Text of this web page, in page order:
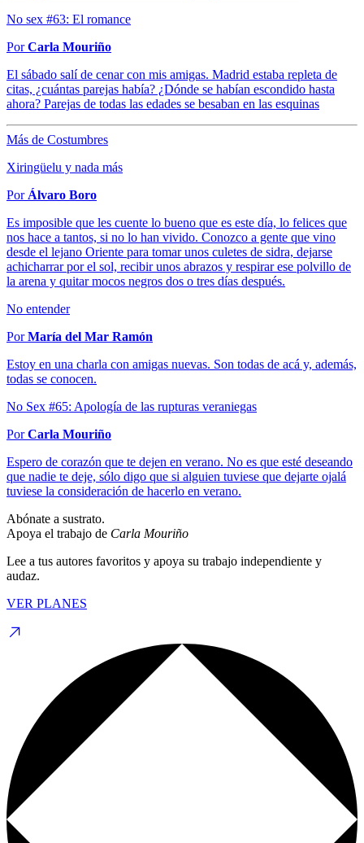
No sex #63: El romance
PorCarla Mouriño
El sábado salí de cenar con mis amigas. Madrid estaba repleta de
citas, ¿cuántas parejas había? ¿Dónde se habían escondido hasta
ahora? Parejas de todas las edades se besaban en las esquinas
Más de Costumbres
Xiringüelu y nada más
Por Álvaro Boro
Es imposible que les cuente lo bueno que es este día, lo felices que
nos hace a tantos, si no lo han vivido. Conozco a gente que vino
desde el lejano Oriente para tomar unos culetes de sidra, dejarse
achicharrar por el sol, recibir unos abrazos y respirar ese polvillo de
la arena y quitar mocos negros dos o tres días después.
No entender
PorMaría del Mar Ramón
Estoy en una charla con amigas nuevas. Son todas de acá y, además,
todas se conocen.
No Sex #65: Apología de las rupturas veraniegas
PorCarla Mouriño
Espero de corazón que te dejen en verano. No es que esté deseando
que nadie te deje, sólo digo que si alguien tuviese que dejarte ojalá
tuviese la consideración de hacerlo en verano.
Abónate a sustrato.
Apoya el trabajo de Carla Mouriño
Lee a tus autores favoritos y apoya su trabajo independiente y
audaz.
VER PLANES